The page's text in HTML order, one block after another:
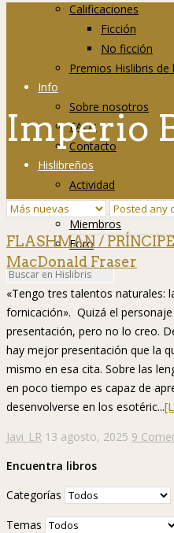
Calificaciones
Ficción
No ficción
Premios Hislibris
Info
Sobre nosotros
FAQs
Contacto
Hislibreños
Actividad
Grupos
Miembros
Foro
Imperio
FLASHMAN /
MacDonald Fraser
«Tengo tres talentos naturales:
fornicación». Quizá el
presentación, pero no lo creo.
hay mejor presentación que la
mismo en esa cita. Sobre las
en poco tiempo es capaz de
desenvolverse en los esotéric...
Javi_LR 13 agosto, 2025 9
Encuentra libros
Categorías
Temas